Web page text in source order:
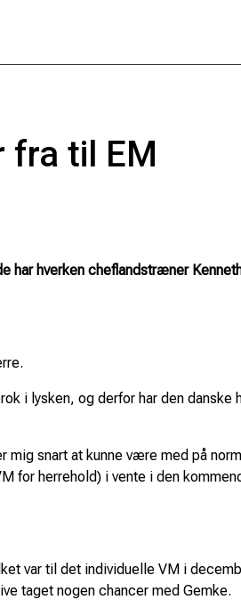
fra til EM
hverken cheflandstræner
i lysken, og derfor har den
snart at kunne være med på
for herrehold) i vente i den
var til det individuelle VM i
taget nogen chancer med Gemke.